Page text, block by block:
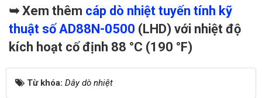
➥ Xem thêm cáp dò nhiệt tuyến tính kỹ
thuật số AD88N-0500 (LHD) với nhiệt độ
kích hoạt cố định 88 °C (190 °F)
Từ khóa: Dây dò nhiệt